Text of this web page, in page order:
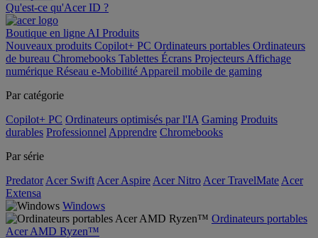
Qu'est-ce qu'Acer ID ?
Boutique en ligne AI Produits
Nouveaux produits Copilot+ PC Ordinateurs portables Ordinateurs
de bureau Chromebooks Tablettes Écrans Projecteurs Affichage
numérique Réseau e-Mobilité Appareil mobile de gaming
Par catégorie
Copilot+ PC Ordinateurs optimisés par l'IA Gaming Produits
durables Professionnel Apprendre Chromebooks
Par série
Predator Acer Swift Acer Aspire Acer Nitro Acer TravelMate Acer
Extensa
Windows
Ordinateurs portables
Acer AMD Ryzen™